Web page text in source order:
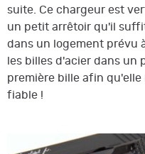
suite. Ce chargeur est
un petit arrêtoir qu'il
dans un logement prévu
les billes d'acier dans un
première bille afin
fiable !